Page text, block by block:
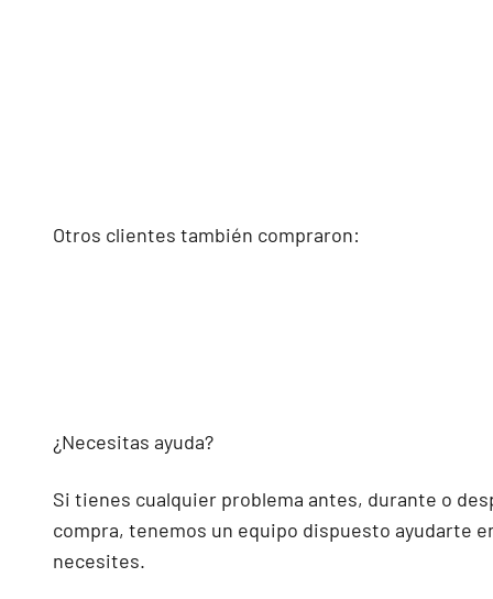
Otros clientes también compraron:
¿Necesitas ayuda?
Si tienes cualquier problema antes, durante o
compra, tenemos un equipo dispuesto ayudarte
necesites.